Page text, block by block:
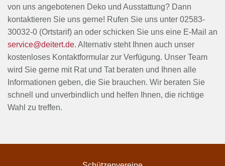
von uns angebotenen Deko und Ausstattung? Dann
kontaktieren Sie uns gerne! Rufen Sie uns unter 02583-
30032-0 (Ortstarif) an oder schicken Sie uns eine E-Mail an
service@deitert.de. Alternativ steht Ihnen auch unser
kostenloses Kontaktformular zur Verfügung. Unser Team
wird Sie gerne mit Rat und Tat beraten und Ihnen alle
Informationen geben, die Sie brauchen. Wir beraten Sie
schnell und unverbindlich und helfen Ihnen, die richtige
Wahl zu treffen.